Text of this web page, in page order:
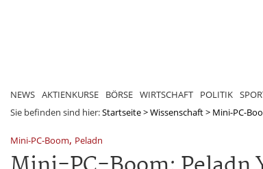
NEWS AKTIENKURSE BÖRSE WIRTSCHAFT POLITIK
Sie befinden sind hier:Startseite>Wissenschaft> Mini-PC-
Mini-PC-Boom, Peladn